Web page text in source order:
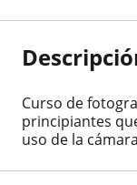
Curso de
principiantes
uso de la